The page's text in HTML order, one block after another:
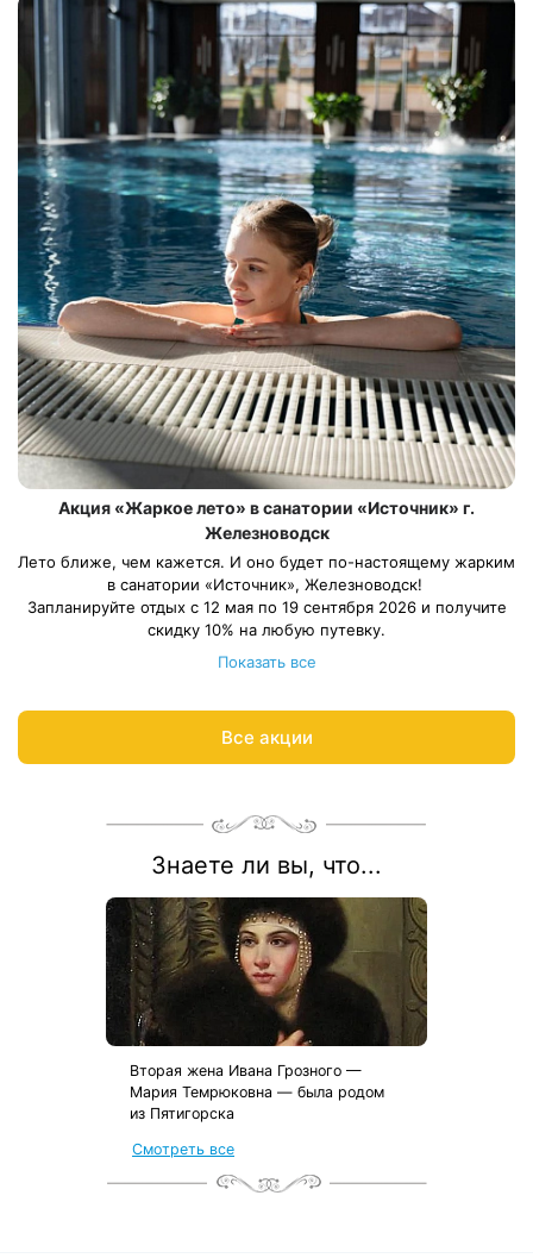
Акция «Жаркое лето» в санатории «Источник» г.
Железноводск
Лето ближе, чем кажется. И оно будет по-настоящему жарким
в санатории «Источник», Железноводск!
Запланируйте отдых с 12 мая по 19 сентября 2026 и получите
скидку 10% на любую путевку.
Весь период проживания должен пройти в период: 12 мая – 19
сентября 2026 года.
Показать все
Все акции
Знаете ли вы, что...
Вторая жена Ивана Грозного —
Мария Темрюковна — была родом
из Пятигорска
Смотреть все
от местных жителей
с чек-листом
и туристической картой